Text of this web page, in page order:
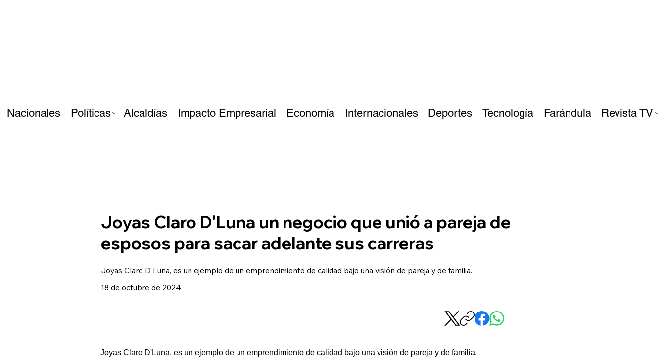
Nacionales Políticas Alcaldías Impacto Empresarial Economía Internacionales Deportes Tecnología Farándula Revista TV
Joyas Claro D'Luna un negocio que unió a pareja de
esposos para sacar adelante sus carreras
Joyas Claro D'Luna, es un ejemplo de un emprendimiento de calidad bajo una visión de pareja y de familia.
18 de octubre de 2024
Joyas Claro D'Luna, es un ejemplo de un emprendimiento de calidad bajo una visión de pareja y de familia.